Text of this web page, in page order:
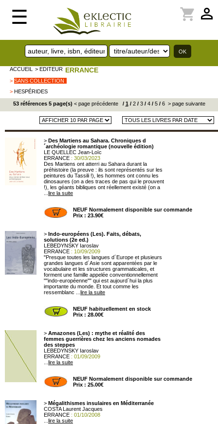
☰ perm_identity
shopping_cart
ACCUEIL > EDITEUR ERRANCE
> SANS COLLECTION
> HESPÉRIDES
53 références 5 page(s) < page précédente/ 1 /2/3/4/5/6 > page suivante
> Des Martiens au Sahara. Chroniques d
´archéologie romantique (nouvelle édition)
LE QUELLEC Jean-Loïc
ERRANCE : 30/03/2023
Des Martiens ont atterri au Sahara durant la
préhistoire (la preuve : ils sont représentés sur les
peintures du Tassili !), les hommes ont connu les
dinosaures (on a des traces de pas qui le prouvent
!), les géants bibliques ont réellement existé (on a
lire la suite
NEUF Normalement disponible sur commande
Prix : 23.90€
> Indo-européens (Les). Faits, débats,
solutions (2e ed.)
LEBEDYNSKY Iaroslav
ERRANCE : 10/09/2009
"Presque toutes les langues d´Europe et plusieurs
grandes langues d´Asie sont apparentées par le
vocabulaire et les structures grammaticales, et
forment une famille appelée conventionnellement
""indo-européenne"" qui est aujourd´hui la plus
importante du monde. Et tout comme les
ressemblanc ... lire la suite
NEUF habituellement en stock
Prix : 28.00€
> Amazones (Les) : mythe et réalité des
femmes guerrières chez les anciens nomades
des steppes
LEBEDYNSKY Iaroslav
ERRANCE : 01/09/2009
lire la suite
NEUF Normalement disponible sur commande
Prix : 25.00€
> Mégalithismes insulaires en Méditerranée
COSTA Laurent Jacques
ERRANCE : 01/10/2008
lire la suite